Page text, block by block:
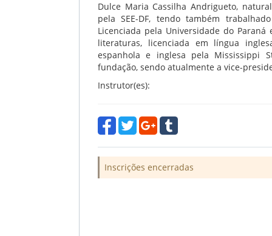
Dulce Maria Cassilha Andrigueto,
pela SEE-DF, tendo também
Licenciada pela Universidade do
literaturas, licenciada em língua
espanhola e inglesa pela Mississippi
fundação, sendo atualmente a vice-
Instrutor(es):
Inscrições encerradas